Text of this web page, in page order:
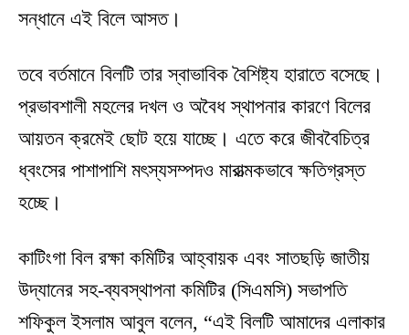
সন্ধানে এই বিলে আসত।
তবে বর্তমানে বিলটি তার স্বাভাবিক বৈশিষ্ট্য হারাতে বসেছে।
প্রভাবশালী মহলের দখল ও অবৈধ স্থাপনার কারণে বিলের
আয়তন ক্রমেই ছোট হয়ে যাচ্ছে। এতে করে জীববৈচিত্র
ধ্বংসের পাশাপাশি মৎস্যসম্পদও মারাত্মকভাবে ক্ষতিগ্রস্ত
হচ্ছে।
কাটিংগা বিল রক্ষা কমিটির আহ্বায়ক এবং সাতছড়ি জাতীয়
উদ্যানের সহ-ব্যবস্থাপনা কমিটির (সিএমসি) সভাপতি
শফিকুল ইসলাম আবুল বলেন, “এই বিলটি আমাদের এলাকার